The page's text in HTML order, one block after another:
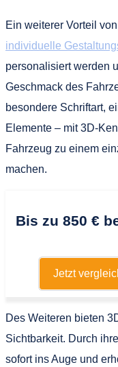
Ein weiterer Vorteil
individuelle
personalisiert werden
Geschmack des
besondere Schriftart,
Elemente – mit 3D-
Fahrzeug zu einem
machen.
Bis zu 850 €
Jetzt
Des Weiteren bieten
Sichtbarkeit. Durch
sofort ins Auge und